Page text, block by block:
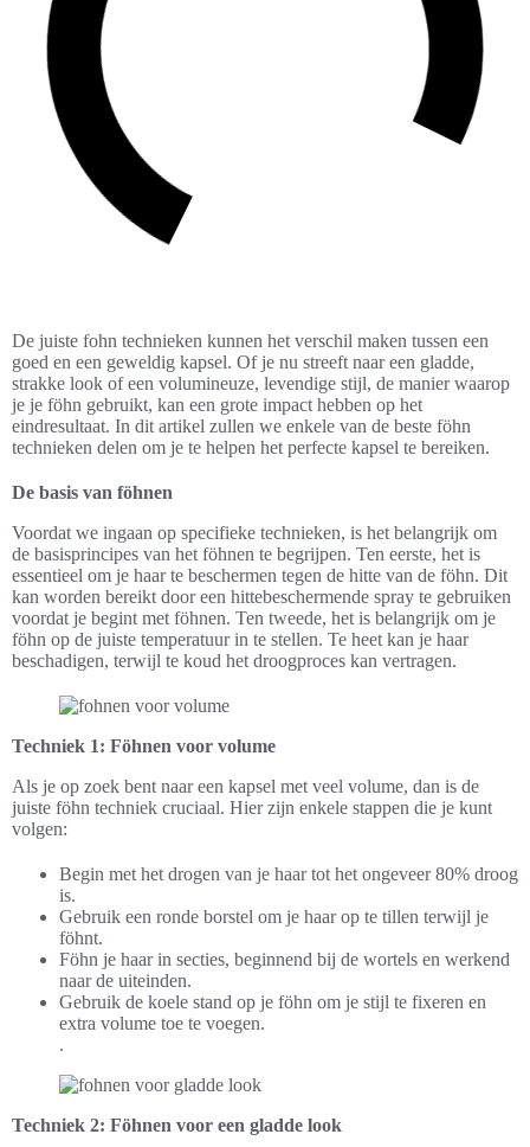
De juiste fohn technieken kunnen het verschil maken tussen een
goed en een geweldig kapsel. Of je nu streeft naar een gladde,
strakke look of een volumineuze, levendige stijl, de manier waarop
je je föhn gebruikt, kan een grote impact hebben op het
eindresultaat. In dit artikel zullen we enkele van de beste föhn
technieken delen om je te helpen het perfecte kapsel te bereiken.
De basis van föhnen
Voordat we ingaan op specifieke technieken, is het belangrijk om
de basisprincipes van het föhnen te begrijpen. Ten eerste, het is
essentieel om je haar te beschermen tegen de hitte van de föhn. Dit
kan worden bereikt door een hittebeschermende spray te gebruiken
voordat je begint met föhnen. Ten tweede, het is belangrijk om je
föhn op de juiste temperatuur in te stellen. Te heet kan je haar
beschadigen, terwijl te koud het droogproces kan vertragen.
Techniek 1: Föhnen voor volume
Als je op zoek bent naar een kapsel met veel volume, dan is de
juiste föhn techniek cruciaal. Hier zijn enkele stappen die je kunt
volgen:
Begin met het drogen van je haar tot het ongeveer 80% droog
is.
Gebruik een ronde borstel om je haar op te tillen terwijl je
föhnt.
Föhn je haar in secties, beginnend bij de wortels en werkend
naar de uiteinden.
Gebruik de koele stand op je föhn om je stijl te fixeren en
extra volume toe te voegen.
.
Techniek 2: Föhnen voor een gladde look